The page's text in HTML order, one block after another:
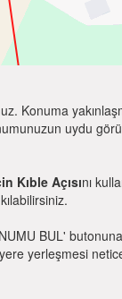
uydu
Kıble Açısını
BUL'